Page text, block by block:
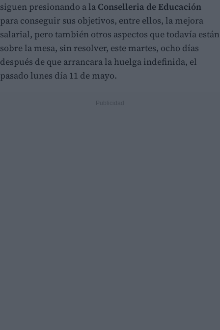
siguen presionando a la Conselleria de Educación
para conseguir sus objetivos, entre ellos, la mejora
salarial, pero también otros aspectos que todavía están
sobre la mesa, sin resolver, este martes, ocho días
después de que arrancara la huelga indefinida, el
pasado lunes día 11 de mayo.